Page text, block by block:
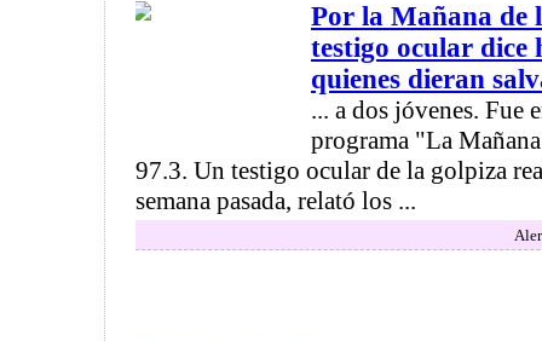
Por la Mañana de
testigo ocular dice
quienes dieran
... a dos jóvenes. Fue
programa "La
97.3. Un testigo ocular de la golpiza
semana pasada, relató los ...